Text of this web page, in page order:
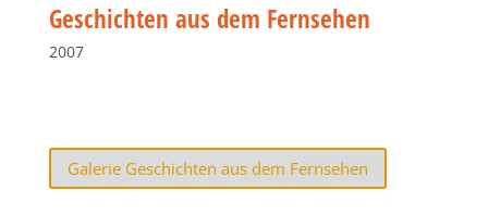
Geschichten aus dem Fernsehen
2007
Galerie Geschichten aus dem Fernsehen